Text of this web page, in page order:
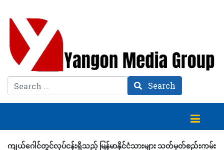
Search Search
ကျယ်ဂေါင်တွင်လုပ်ငန်းရှိသည့် မြန်မာနိုင်ငံသားများ သတ်မှတ်စည်းကမ်း